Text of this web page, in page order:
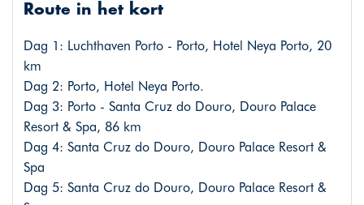
Route in het kort
Dag 1: Luchthaven Porto - Porto, Hotel Neya Porto, 20
km
Dag 2: Porto, Hotel Neya Porto.
Dag 3: Porto - Santa Cruz do Douro, Douro Palace
Resort & Spa, 86 km
Dag 4: Santa Cruz do Douro, Douro Palace Resort &
Spa
Dag 5: Santa Cruz do Douro, Douro Palace Resort &